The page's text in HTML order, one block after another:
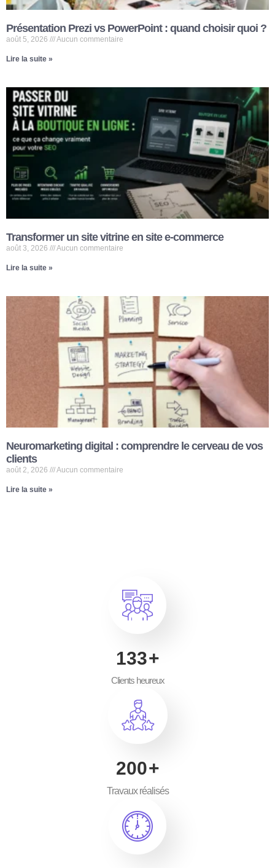
Présentation Prezi vs PowerPoint : quand choisir quoi ?
août 5, 2026 Aucun commentaire
Lire la suite »
Transformer un site vitrine en site e-commerce
août 3, 2026 Aucun commentaire
Lire la suite »
Neuromarketing digital : comprendre le cerveau de vos
clients
août 2, 2026 Aucun commentaire
Lire la suite »
200+
Clients heureux
300+
Travaux réalisés